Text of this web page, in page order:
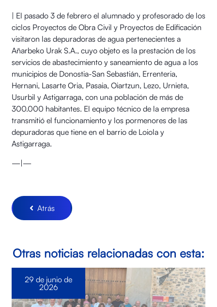
| El pasado 3 de febrero el alumnado y profesorado de los
ciclos Proyectos de Obra Civil y Proyectos de Edificación
visitaron las depuradoras de agua pertenecientes a
Añarbeko Urak S.A., cuyo objeto es la prestación de los
servicios de abastecimiento y saneamiento de agua a los
municipios de Donostia-San Sebastián, Errenteria,
Hernani, Lasarte Oria, Pasaia, Oiartzun, Lezo, Urnieta,
Usurbil y Astigarraga, con una población de más de
300.000 habitantes. El equipo técnico de la empresa
transmitió el funcionamiento y los pormenores de las
depuradoras que tiene en el barrio de Loiola y
Astigarraga.
—|—
Atrás
Otras noticias relacionadas con esta:
29 de junio de
2026